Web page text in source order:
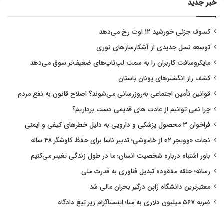
خبر جدید
کسوف جزئی خورشید ۱۲ اوت رخ می‌دهد
توسعه نسل جدیدی از آشکارسازهای نوری
مایکروسافت کاربران را به سمت لپ‌تاپ‌های ضعیف‌تر سوق می‌دهد
کشف راز انگشترهای یونان باستان
قوانین تأمین اجتماعی به‌روزرسانی می‌شوند؟ اصلاح قانون به نفع مردم
چرا نمی توانیم از عادت های قدیمی دست برداریم؟
فراخوان ۳ محصول پزشکی و دارویی به دلیل خطرهای کیفی و ایمنی
نجات «وویجر ۲» از خاموشی؛ تدبیر ناسا برای حفظ کاوشگر ۴۸ ساله
باور اشتباه درباره شخصیت انسان؛ ما در طول زندگی تغییر می‌کنیم
رسانه؛ حلقه مفقوده تبدیل فناوری به قدرت ملی
معتبرترین دانشگاه ژاپن درگیر بحران مالی شد
ضربه ۵۶۷ میلیون دلاری به متا؛ اینستاگرام زیر تیغ دادگاه